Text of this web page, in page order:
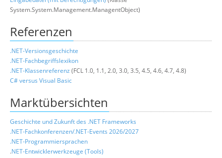
System.System.Management.ManagentObject)
Referenzen
.NET-Versionsgeschichte
.NET-Fachbegriffslexikon
.NET-Klassenreferenz (FCL 1.0, 1.1, 2.0, 3.0, 3.5, 4.5, 4.6, 4.7, 4.8)
C# versus Visual Basic
Marktübersichten
Geschichte und Zukunft des .NET Frameworks
.NET-Fachkonferenzen/.NET-Events 2026/2027
.NET-Programmiersprachen
.NET-Entwicklerwerkzeuge (Tools)